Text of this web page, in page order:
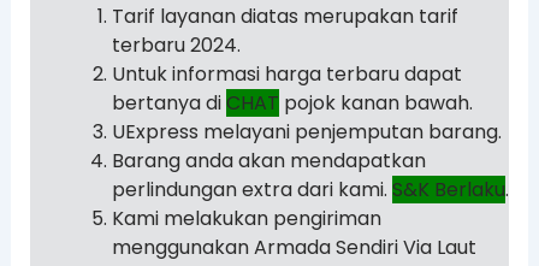
Tarif layanan diatas merupakan tarif
terbaru 2024.
Untuk informasi harga terbaru dapat
bertanya diCHAT pojok kanan bawah.
UExpress melayani penjemputan barang.
Barang anda akan mendapatkan
perlindungan extra dari kami. S&K Berlaku.
Kami melakukan pengiriman
menggunakan Armada Sendiri Via Laut